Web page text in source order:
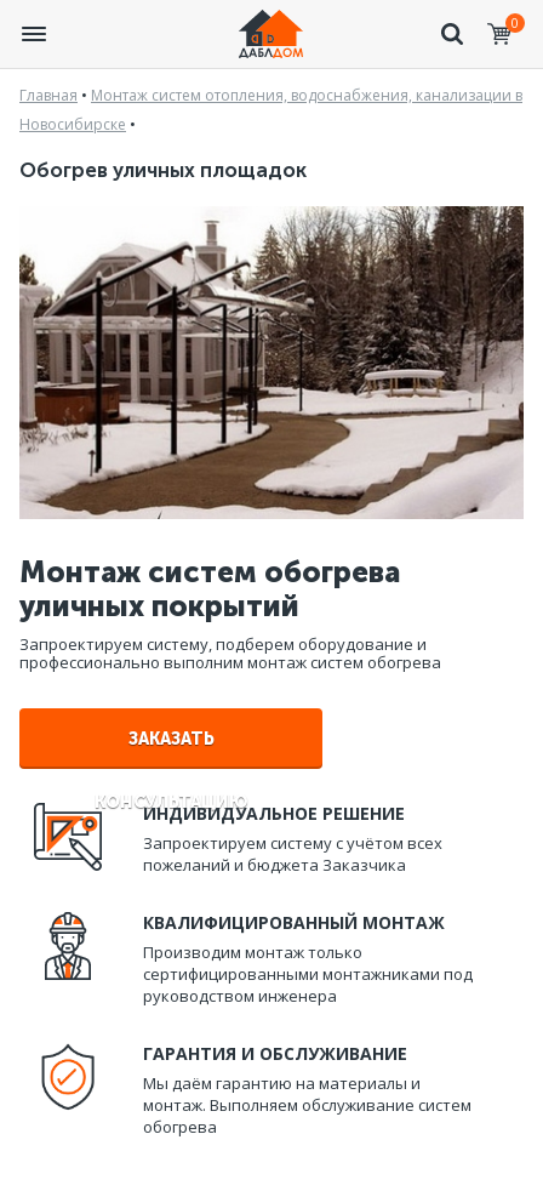
0
Главная • Монтаж систем отопления, водоснабжения, канализации в
Новосибирске •
Обогрев уличных площадок
Монтаж систем обогрева
уличных покрытий
Запроектируем систему, подберем оборудование и
профессионально выполним монтаж систем обогрева
ЗАКАЗАТЬ
КОНСУЛЬТАЦИЮ
ИНДИВИДУАЛЬНОЕ РЕШЕНИЕ
Запроектируем систему с учётом всех
пожеланий и бюджета Заказчика
КВАЛИФИЦИРОВАННЫЙ МОНТАЖ
Производим монтаж только
сертифицированными монтажниками под
руководством инженера
ГАРАНТИЯ И ОБСЛУЖИВАНИЕ
Мы даём гарантию на материалы и
монтаж. Выполняем обслуживание систем
обогрева